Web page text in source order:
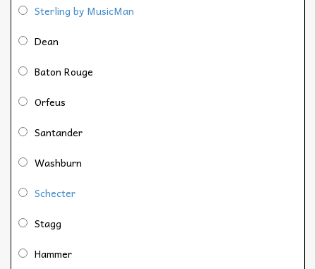
Sterling by MusicMan
Dean
Baton Rouge
Orfeus
Santander
Washburn
Schecter
Stagg
Hammer